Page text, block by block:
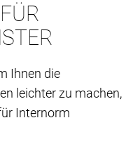
Ihnen die
leichter zu machen,
Internorm